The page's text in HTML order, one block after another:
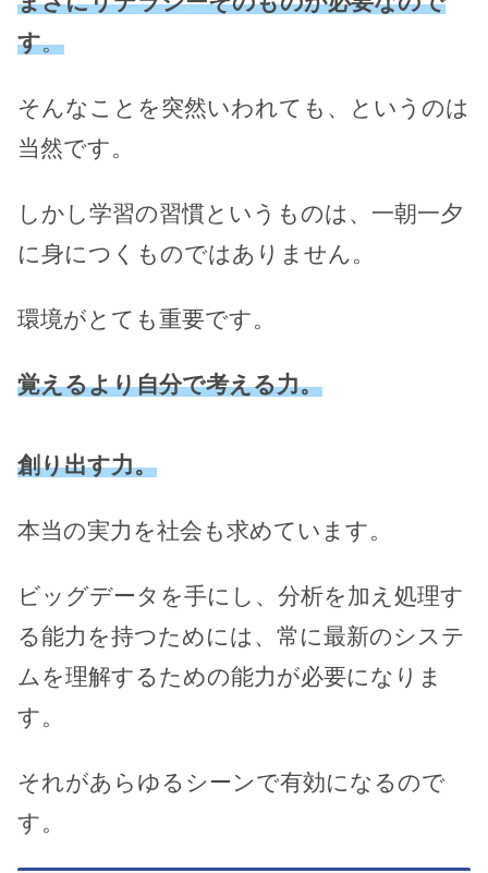
す。
そんなことを突然いわれても、というのは
当然です。
しかし学習の習慣というものは、一朝一夕
に身につくものではありません。
環境がとても重要です。
覚えるより自分で考える力。
創り出す力。
本当の実力を社会も求めています。
ビッグデータを手にし、分析を加え処理す
る能力を持つためには、常に最新のシステ
ムを理解するための能力が必要になりま
す。
それがあらゆるシーンで有効になるので
す。